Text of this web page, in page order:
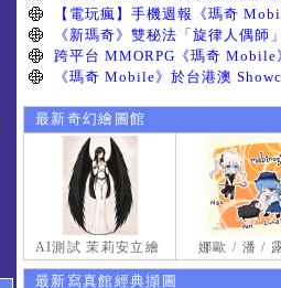
最新奇幻繪圖館
AI測試 茉莉安立繪 娜歐 / 潘 /
最新寫真館經典擷圖